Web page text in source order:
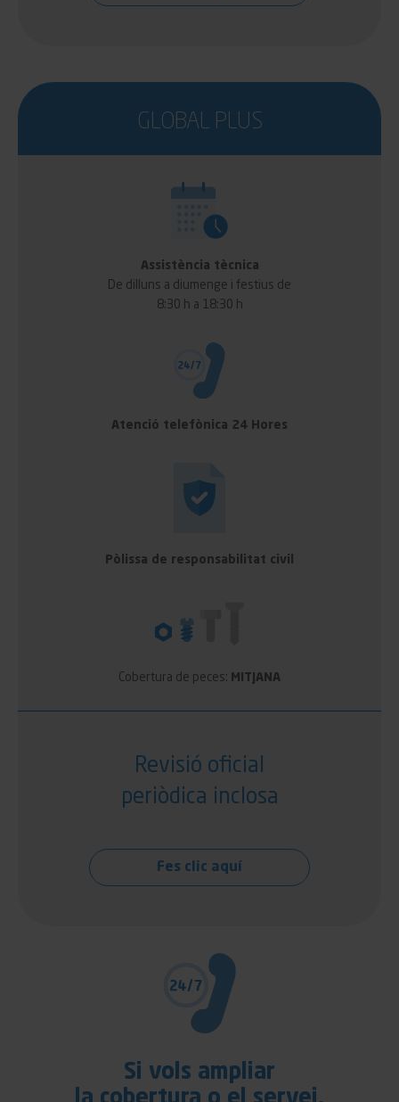
GLOBAL PLUS
Assistència tècnica
De dilluns a diumenge i festius de
8:30 h a 18:30 h
Atenció telefònica 24 Hores
Pòlissa de responsabilitat civil
Cobertura de peces: MITJANA
Revisió oficial
periòdica inclosa
Fes clic aquí
Si vols ampliar